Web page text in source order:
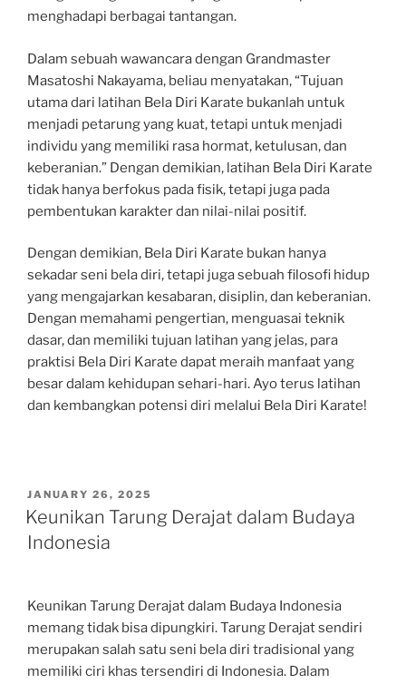
menghadapi berbagai tantangan.
Dalam sebuah wawancara dengan Grandmaster
Masatoshi Nakayama, beliau menyatakan, “Tujuan
utama dari latihan Bela Diri Karate bukanlah untuk
menjadi petarung yang kuat, tetapi untuk menjadi
individu yang memiliki rasa hormat, ketulusan, dan
keberanian.” Dengan demikian, latihan Bela Diri Karate
tidak hanya berfokus pada fisik, tetapi juga pada
pembentukan karakter dan nilai-nilai positif.
Dengan demikian, Bela Diri Karate bukan hanya
sekadar seni bela diri, tetapi juga sebuah filosofi hidup
yang mengajarkan kesabaran, disiplin, dan keberanian.
Dengan memahami pengertian, menguasai teknik
dasar, dan memiliki tujuan latihan yang jelas, para
praktisi Bela Diri Karate dapat meraih manfaat yang
besar dalam kehidupan sehari-hari. Ayo terus latihan
dan kembangkan potensi diri melalui Bela Diri Karate!
POSTED
ON
JANUARY 26, 2025
Keunikan Tarung Derajat dalam Budaya
Indonesia
Keunikan Tarung Derajat dalam Budaya Indonesia
memang tidak bisa dipungkiri. Tarung Derajat sendiri
merupakan salah satu seni bela diri tradisional yang
memiliki ciri khas tersendiri di Indonesia. Dalam